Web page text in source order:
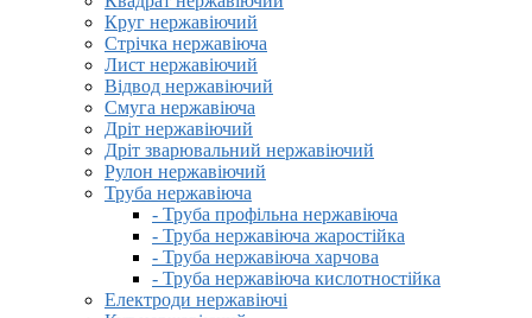
Круг нержавіючий
Стрічка нержавіюча
Лист нержавіючий
Відвод нержавіючий
Смуга нержавіюча
Дріт нержавіючий
Дріт зварювальний нержавіючий
Рулон нержавіючий
Труба нержавіюча
- Труба профільна нержавіюча
- Труба нержавіюча жаростійка
- Труба нержавіюча харчова
- Труба нержавіюча кислотностійка
Електроди нержавіючі